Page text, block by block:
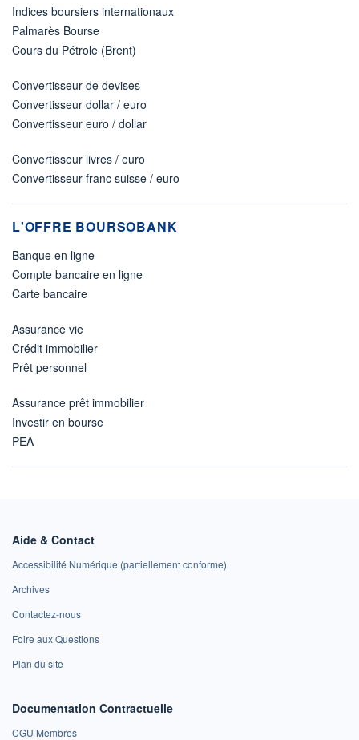
Indices boursiers internationaux
Palmarès Bourse
Cours du Pétrole (Brent)
Convertisseur de devises
Convertisseur dollar / euro
Convertisseur euro / dollar
Convertisseur livres / euro
Convertisseur franc suisse / euro
L'OFFRE BOURSOBANK
Banque en ligne
Compte bancaire en ligne
Carte bancaire
Assurance vie
Crédit immobilier
Prêt personnel
Assurance prêt immobilier
Investir en bourse
PEA
Aide & Contact
Accessibilité Numérique (partiellement conforme)
Archives
Contactez-nous
Foire aux Questions
Plan du site
Documentation Contractuelle
CGU Membres